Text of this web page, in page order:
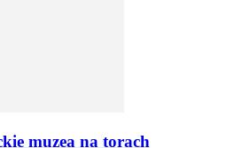
muzea na torach